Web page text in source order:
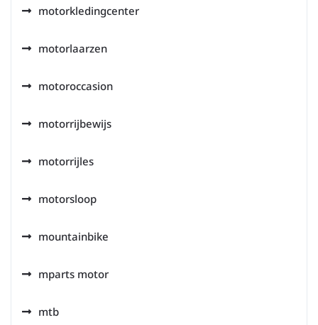
motorkledingcenter
motorlaarzen
motoroccasion
motorrijbewijs
motorrijles
motorsloop
mountainbike
mparts motor
mtb